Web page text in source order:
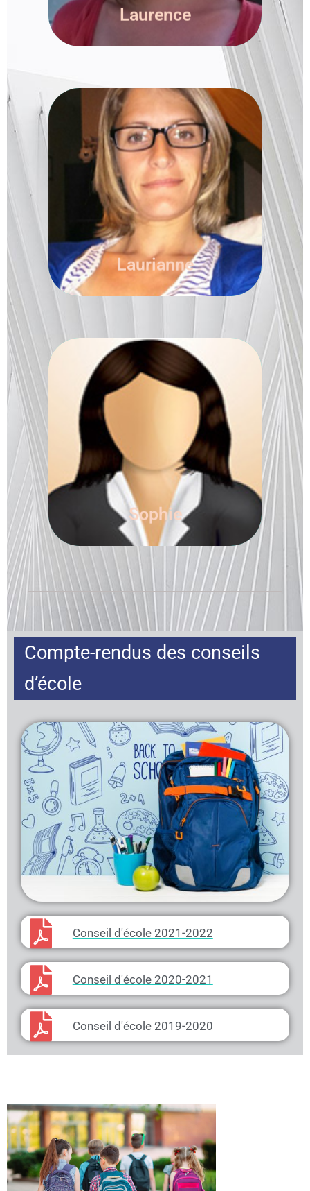
Laurence
Laurianne
Laurianne Grison
Assistante
Sophie
Sophie Gaussant
Assistante
Compte-rendus des conseils
d’école
Conseil d'école 2021-2022
Conseil d'école 2020-2021
Conseil d'école 2019-2020